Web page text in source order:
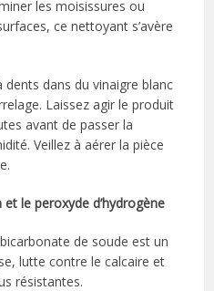
les moisissures ou
ce nettoyant s’avère
dans du vinaigre blanc
Laissez agir le produit
avant de passer la
Veillez à aérer la pièce
le peroxyde d’hydrogène
de soude est un
lutte contre le calcaire et
résistantes.